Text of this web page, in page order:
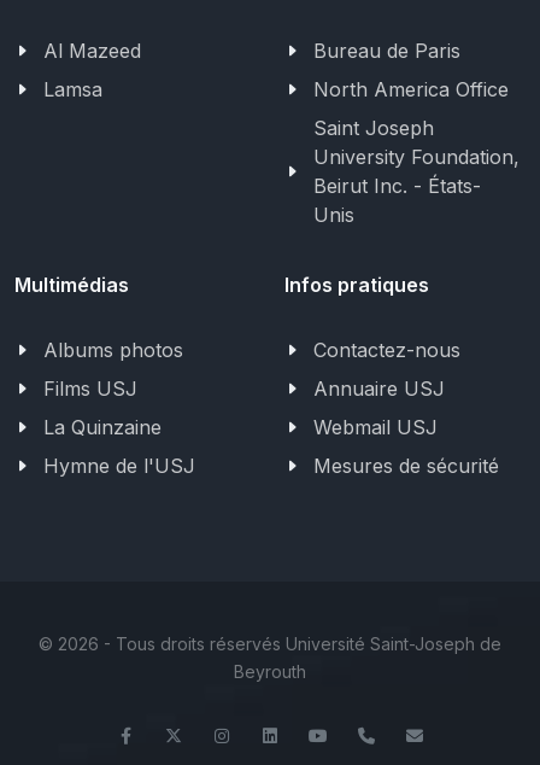
Al Mazeed
Lamsa
Bureau de Paris
North America Office
Saint Joseph
University Foundation,
Beirut Inc. - États-
Unis
Multimédias
Albums photos
Films USJ
La Quinzaine
Hymne de l'USJ
Infos pratiques
Contactez-nous
Annuaire USJ
Webmail USJ
Mesures de sécurité
© 2026 - Tous droits réservés Université Saint-Joseph de
Beyrouth
FacebookTwitter InstagramLinkedInYouTube+961 (1) 421 235